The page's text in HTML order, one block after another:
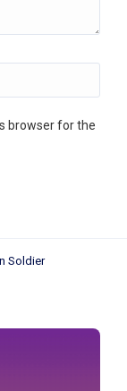
browser for the
Soldier